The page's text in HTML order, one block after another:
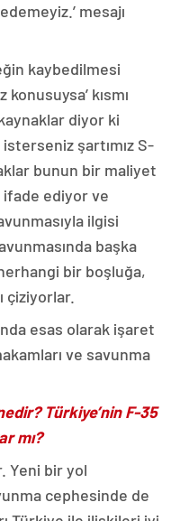
mesajı
kaybedilmesi
konusuysa’ kısmı
diyor ki
şartımız S-
bunun bir maliyet
ifade ediyor ve
ilgisi
başka
bir boşluğa,
çiziyorlar.
esas olarak işaret
ve savunma
Türkiye’nin F-35
mı?
Yeni bir yol
cephesinde de